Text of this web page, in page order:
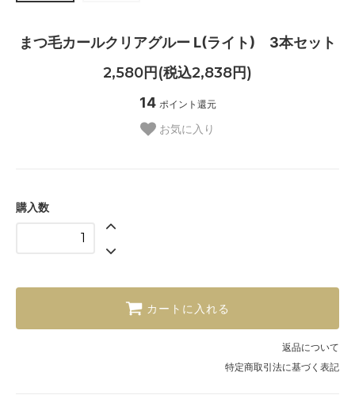
まつ毛カールクリアグルー L(ライト) 3本セット
2,580円(税込2,838円)
14 ポイント還元
お気に入り
購入数
カートに入れる
返品について
特定商取引法に基づく表記